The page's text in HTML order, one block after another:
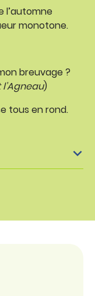
l’automne
monotone.
breuvage ?
l’Agneau)
tous en rond.